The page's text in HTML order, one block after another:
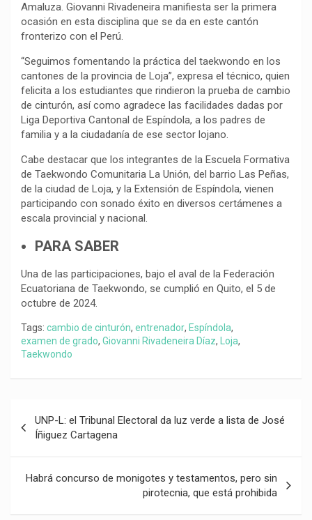
Amaluza. Giovanni Rivadeneira manifiesta ser la primera
ocasión en esta disciplina que se da en este cantón
fronterizo con el Perú.
“Seguimos fomentando la práctica del taekwondo en los
cantones de la provincia de Loja”, expresa el técnico, quien
felicita a los estudiantes que rindieron la prueba de cambio
de cinturón, así como agradece las facilidades dadas por
Liga Deportiva Cantonal de Espíndola, a los padres de
familia y a la ciudadanía de ese sector lojano.
Cabe destacar que los integrantes de la Escuela Formativa
de Taekwondo Comunitaria La Unión, del barrio Las Peñas,
de la ciudad de Loja, y la Extensión de Espíndola, vienen
participando con sonado éxito en diversos certámenes a
escala provincial y nacional.
PARA SABER
Una de las participaciones, bajo el aval de la Federación
Ecuatoriana de Taekwondo, se cumplió en Quito, el 5 de
octubre de 2024.
Tags: cambio de cinturón, entrenador, Espíndola,
examen de grado, Giovanni Rivadeneira Díaz, Loja,
Taekwondo
de
entradas
UNP-L: el Tribunal Electoral da luz verde a lista de José
Íñiguez Cartagena
Habrá concurso de monigotes y testamentos, pero sin
pirotecnia, que está prohibida